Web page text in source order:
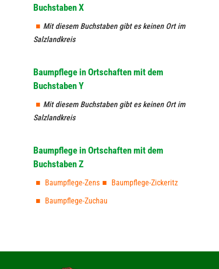
Buchstaben X
Mit diesem Buchstaben gibt es keinen Ort im
Salzlandkreis
Baumpflege in Ortschaften mit dem
Buchstaben Y
Mit diesem Buchstaben gibt es keinen Ort im
Salzlandkreis
Baumpflege in Ortschaften mit dem
Buchstaben Z
Baumpflege-Zens
Baumpflege-Zickeritz
Baumpflege-Zuchau